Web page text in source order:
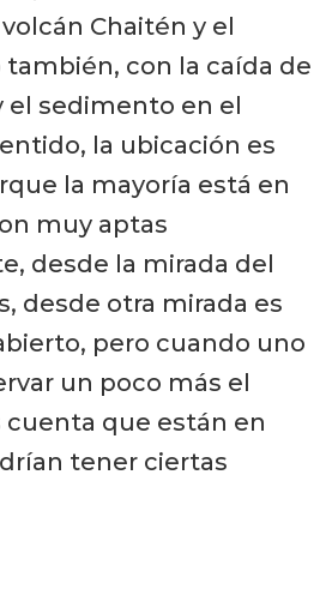
Chaitén y el
con la caída de
el sedimento en el
la ubicación es
la mayoría está en
muy aptas
desde la mirada del
desde otra mirada es
pero cuando uno
un poco más el
que están en
tener ciertas